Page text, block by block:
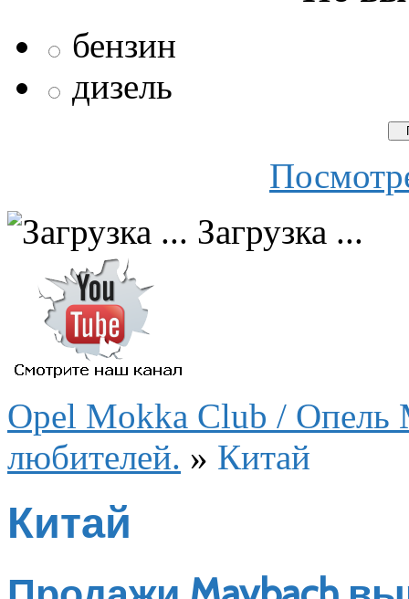
бензин
дизель
Загрузка ...
Opel Mokka Club / Опель
любителей. » Китай
Китай